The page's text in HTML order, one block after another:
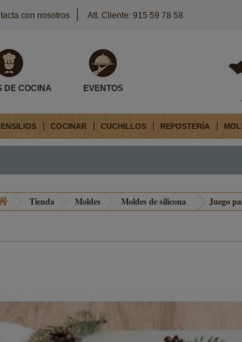
con nosotros Att. Cliente: 915 59 78 58
DE COCINA EVENTOS
COCINAR CUCHILLOS REPOSTERÍA
Tienda Moldes Moldes de silicona Juego